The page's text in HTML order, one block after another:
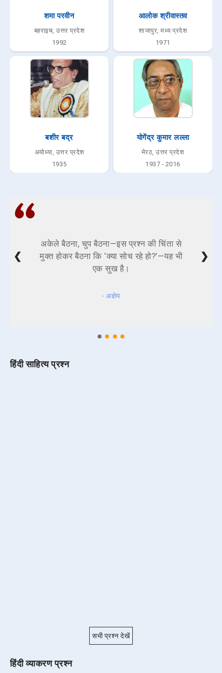
शमा परवीन
बहराइच, उत्तर प्रदेश
1992
आलोक श्रीवास्तव
शाजापुर, मध्य प्रदेश
1971
बशीर बद्र
अयोध्या, उत्तर प्रदेश
1935
योगेंद्र कुमार लल्ला
मेरठ, उत्तर प्रदेश
1937 - 2016
अकेले बैठना, चुप बैठना—इस प्रश्न की चिंता से
मुक्त होकर बैठना कि ‘क्या सोच रहे हो?’—यह भी
एक सुख है।
- अज्ञेय
❮ ❯
हिंदी साहित्य प्रश्न
सभी प्रश्न देखें
हिंदी व्याकरण प्रश्न